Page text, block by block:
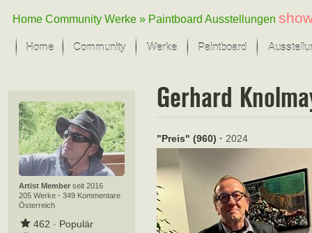
Home Community Werke » Paintboard Ausstellungen
Home Community Werke
Der letzte Monat im Fokus
Alle Fokus-Werke
Fokus-Werke
Neue Werke – Auswahl
Alle neuen Werke
Paintboard
Artist Memberseit 2016
205 Werke · 349 Kommentare
Österreich
462 · Populär
Gerhard
"Preis" (960) · 2024